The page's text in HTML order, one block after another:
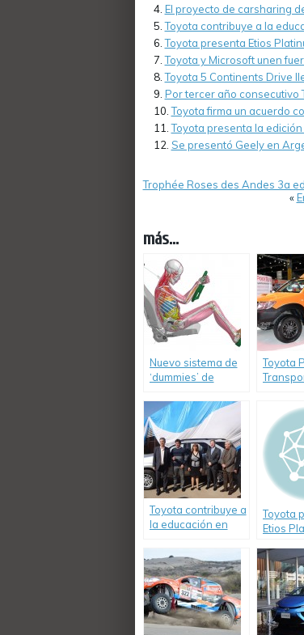
El proyecto de carsharing
Toyota contribuye a la
Toyota presenta Etios
Toyota y Microsoft unen
Toyota 5 Continents Drive
Por tercer año consecutivo
Toyota firma un acuerdo
Toyota presenta la
Se presentó Geely en
Trophée Roses des Andes 3a
«
más...
Nuevo sistema de
‘dummies’ de
pruebas virtuales
de accidentes
viales
Toyota
Toyota contribuye a
la educación en
Toyota
Etios